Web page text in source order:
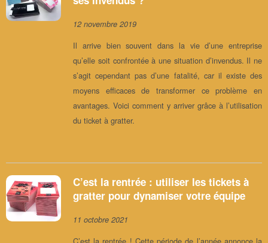
12 novembre 2019
Il arrive bien souvent dans la vie d’une entreprise
qu’elle soit confrontée à une situation d’invendus. Il ne
s’agit cependant pas d’une fatalité, car il existe des
moyens efficaces de transformer ce problème en
avantages. Voici comment y arriver grâce à l’utilisation
du ticket à gratter.
C’est la rentrée : utiliser les tickets à
gratter pour dynamiser votre équipe
11 octobre 2021